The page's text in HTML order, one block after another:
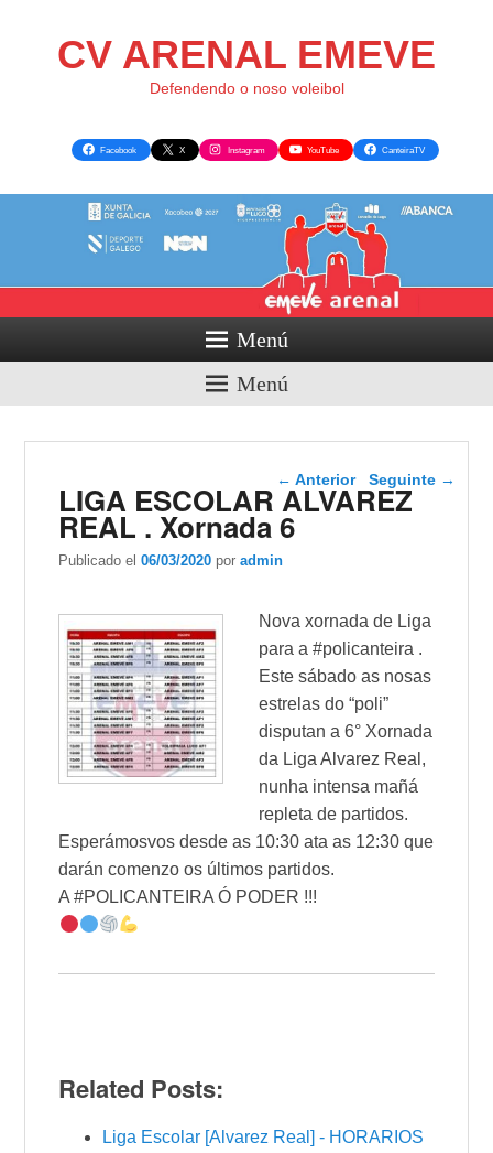
CV ARENAL EMEVE
Defendendo o noso voleibol
Facebook X Instagram YouTube CanteiraTV
Menú
Menú
Navegador de artigos
← Anterior Seguinte →
LIGA ESCOLAR ALVAREZ
REAL . Xornada 6
Publicado el06/03/2020 poradmin
Nova xornada de Liga
para a #policanteira .
Este sábado as nosas
estrelas do “poli”
disputan a 6° Xornada
da Liga Alvarez Real,
nunha intensa mañá
repleta de partidos.
Esperámosvos desde as 10:30 ata as 12:30 que
darán comenzo os últimos partidos.
A #POLICANTEIRA Ó PODER !!!
Related Posts:
Liga Escolar [Alvarez Real] - HORARIOS